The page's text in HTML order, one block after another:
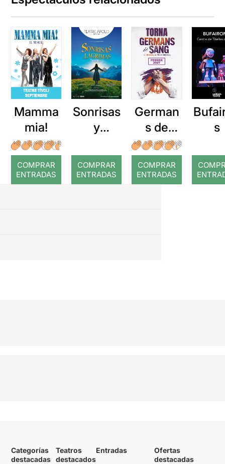
Mamma
mia!
COMPRAR
ENTRADAS
Sonrisas
y
COMPRAR
ENTRADAS
German
s de
sang
COMPRAR
ENTRADAS
s
Categorías
destacadas
Teatros
destacados
Entradas
Ofertas
destacadas